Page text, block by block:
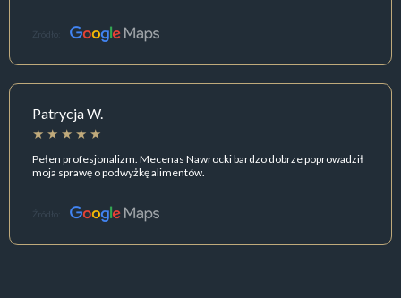
Źródło:
Patrycja W.
Pełen profesjonalizm. Mecenas Nawrocki bardzo dobrze poprowadził
moja sprawę o podwyżkę alimentów.
Źródło: